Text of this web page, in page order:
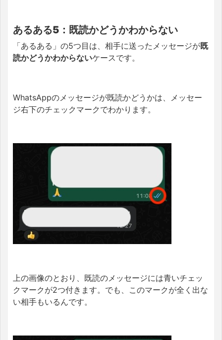
あるある5：既読かどうかわからない
「あるある」の5つ目は、相手に送ったメッセージが既
読かどうかわからないケースです。
WhatsAppのメッセージが既読かどうかは、メッセー
ジ右下のチェックマークでわかります。
上の画像のとおり、既読のメッセージには青いチェッ
クマークが2つ付きます。でも、このマークが全く出な
い相手もいるんです。